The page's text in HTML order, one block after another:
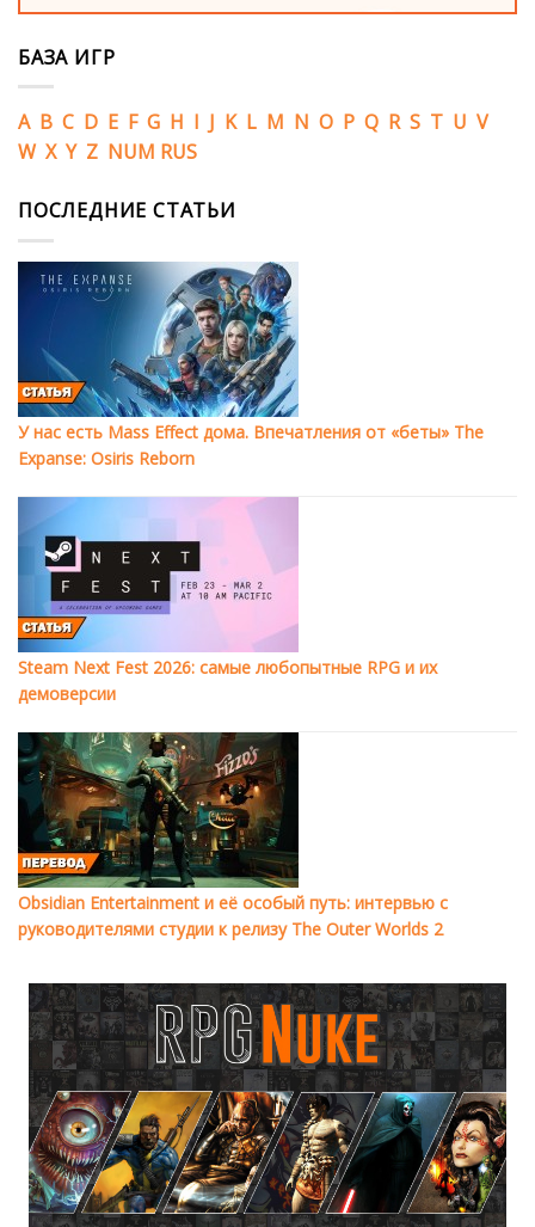
БАЗА ИГР
A B C D E F G H I J K L M N O P Q R S T U V
W X Y Z NUM RUS
ПОСЛЕДНИЕ СТАТЬИ
У нас есть Mass Effect дома. Впечатления от «беты» The
Expanse: Osiris Reborn
Steam Next Fest 2026: самые любопытные RPG и их
демоверсии
Obsidian Entertainment и её особый путь: интервью с
руководителями студии к релизу The Outer Worlds 2